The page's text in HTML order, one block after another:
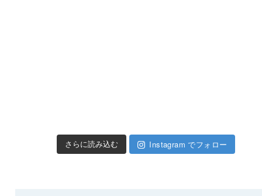
さらに読み込む Instagram でフォロー